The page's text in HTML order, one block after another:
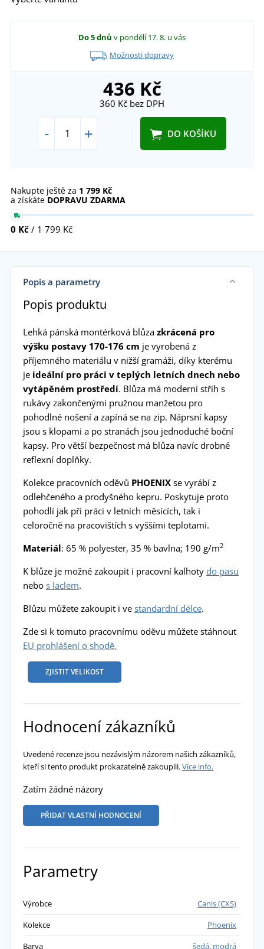
Do 5 dnů v pondělí 17. 8. u vás
Možnosti dopravy
436 Kč
360 Kč bez DPH
- + DO KOŠÍKU
Nakupte ještě za 1 799 Kč
a získáte DOPRAVU ZDARMA
0 Kč / 1 799 Kč
Popis a parametry
Popis produktu
Lehká pánská montérková blůza zkrácená pro
výšku postavy 170-176 cm je vyrobená z
příjemného materiálu v nižší gramáži, díky kterému
je ideální pro práci v teplých letních dnech nebo
vytápěném prostředí. Blůza má moderní střih s
rukávy zakončenými pružnou manžetou pro
pohodlné nošení a zapíná se na zip. Náprsní kapsy
jsou s klopami a po stranách jsou jednoduché boční
kapsy. Pro větší bezpečnost má blůza navíc drobné
reflexní doplňky.
Kolekce pracovních oděvů PHOENIXse vyrábí z
odlehčeného a prodyšného kepru. Poskytuje proto
pohodlí jak při práci v letních měsících, tak i
celoročně na pracovištích s vyššími teplotami.
Materiál: 65 % polyester, 35 % bavlna; 190 g/m2
K blůze je možné zakoupit i pracovní kalhoty do pasu
nebo s laclem.
Blůzu můžete zakoupit i ve standardní délce.
Zde si k tomuto pracovnímu oděvu můžete stáhnout
EU prohlášení o shodě.
ZJISTIT VELIKOST
Hodnocení zákazníků
Uvedené recenze jsou nezávislým názorem našich zákazníků,
kteří si tento produkt prokazatelně zakoupili.Více info.
Zatím žádné názory
PŘIDAT VLASTNÍ HODNOCENÍ
Parametry
Výrobce
Canis (CXS)
Kolekce
Phoenix
Barva
šedá, modrá